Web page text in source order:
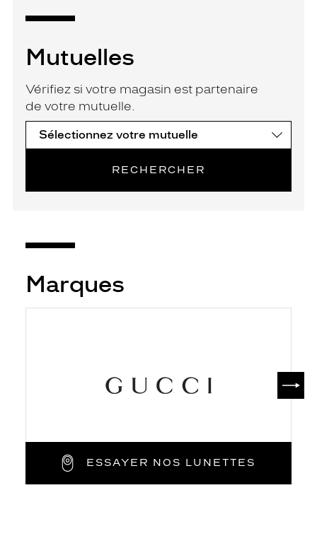
Mutuelles
Vérifiez si votre magasin est partenaire
de votre mutuelle.
RECHERCHER
Marques
ESSAYER NOS LUNETTES